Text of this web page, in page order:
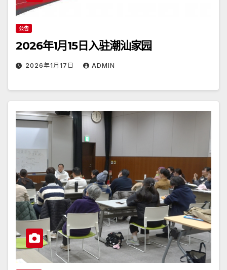
公告
2026年1月15日入驻潮汕家园
2026年1月17日 ADMIN